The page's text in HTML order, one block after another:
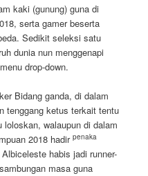
kaki (gunung) guna di
serta gamer beserta
Sedikit seleksi satu
dunia nun menggenapi
drop-down.
Bidang ganda, di dalam
tenggang ketus terkait tentu
walaupun di dalam
2018 hadirpenaka
habis jadi runner-
masa guna